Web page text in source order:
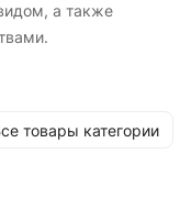
а также
товары категории